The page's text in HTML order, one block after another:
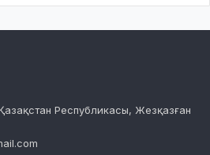
Республикасы, Жезқазған